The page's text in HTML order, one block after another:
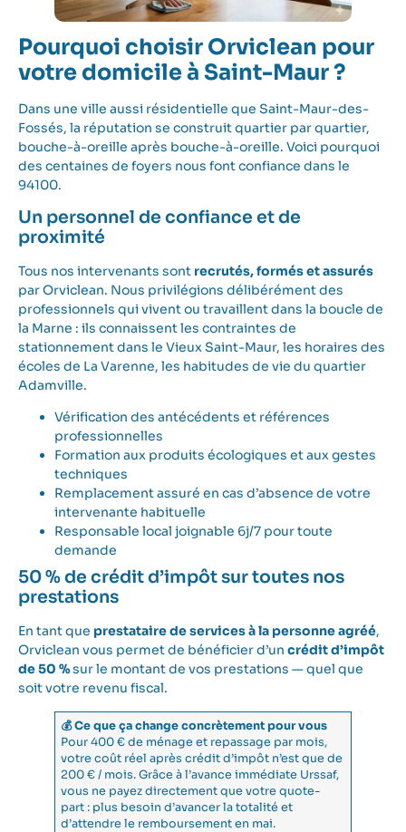
Pourquoi choisir Orviclean pour
votre domicile à Saint-Maur ?
Dans une ville aussi résidentielle que Saint-Maur-des-
Fossés, la réputation se construit quartier par quartier,
bouche-à-oreille après bouche-à-oreille. Voici pourquoi
des centaines de foyers nous font confiance dans le
94100.
Un personnel de confiance et de
proximité
Tous nos intervenants sont recrutés, formés et assurés
par Orviclean. Nous privilégions délibérément des
professionnels qui vivent ou travaillent dans la boucle de
la Marne : ils connaissent les contraintes de
stationnement dans le Vieux Saint-Maur, les horaires des
écoles de La Varenne, les habitudes de vie du quartier
Adamville.
Vérification des antécédents et références
professionnelles
Formation aux produits écologiques et aux gestes
techniques
Remplacement assuré en cas d’absence de votre
intervenante habituelle
Responsable local joignable 6j/7 pour toute
demande
50 % de crédit d’impôt sur toutes nos
prestations
En tant que prestataire de services à la personne agréé,
Orviclean vous permet de bénéficier d’un crédit d’impôt
de 50 %sur le montant de vos prestations — quel que
soit votre revenu fiscal.
💰 Ce que ça change concrètement pour vous
Pour 400 € de ménage et repassage par mois,
votre coût réel après crédit d’impôt n’est que de
200 € / mois. Grâce à l’avance immédiate Urssaf,
vous ne payez directement que votre quote-
part : plus besoin d’avancer la totalité et
d’attendre le remboursement en mai.